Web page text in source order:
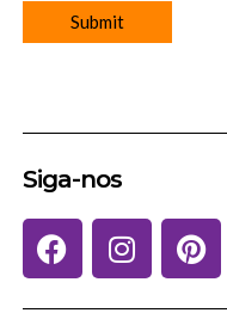
Siga-nos
F
a
I
n
P
i